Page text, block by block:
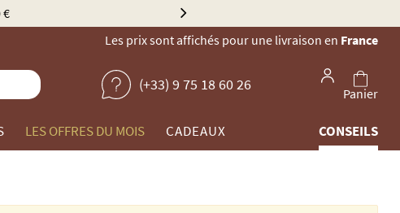
Les prix sont affichés pour une livraison en France
(+33) 9 75 18 60 26
Panier
LES OFFRES DU MOIS CADEAUX CONSEILS